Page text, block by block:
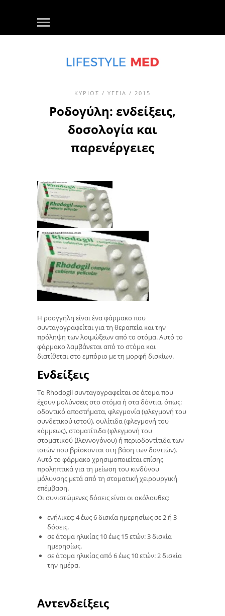
ΚΎΡΙΟΣ / ΥΓΕΊΑ / 2015
Ροδογύλη: ενδείξεις,
δοσολογία και
παρενέργειες
Η ροογγήλη είναι ένα φάρμακο που
συνταγογραφείται για τη θεραπεία και την
πρόληψη των λοιμώξεων από το στόμα. Αυτό το
φάρμακο λαμβάνεται από το στόμα και
διατίθεται στο εμπόριο με τη μορφή δισκίων.
Ενδείξεις
Το Rhodogil συνταγογραφείται σε άτομα που
έχουν μολύνσεις στο στόμα ή στα δόντια, όπως:
οδοντικό αποστήματα, φλεγμονία (φλεγμονή του
συνδετικού ιστού), ουλίτιδα (φλεγμονή του
κόμμεως), στοματίτιδα (φλεγμονή του
στοματικού βλεννογόνου) ή περιοδοντίτιδα των
ιστών που βρίσκονται στη βάση των δοντιών).
Αυτό το φάρμακο χρησιμοποιείται επίσης
προληπτικά για τη μείωση του κινδύνου
μόλυνσης μετά από τη στοματική χειρουργική
επέμβαση.
Οι συνιστώμενες δόσεις είναι οι ακόλουθες:
ενήλικες: 4 έως 6 δισκία ημερησίως σε 2 ή 3
δόσεις.
σε άτομα ηλικίας 10 έως 15 ετών: 3 δισκία
ημερησίως.
σε άτομα ηλικίας από 6 έως 10 ετών: 2 δισκία
την ημέρα.
Αντενδείξεις